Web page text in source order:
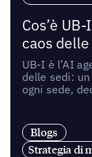
Cos’è
caos
UB-I è l’AI
delle sedi:
ogni sede,
Blogs
Strategia di